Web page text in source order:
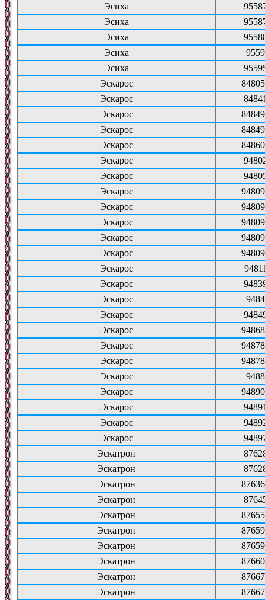
Эсиха
Эсиха
Эсиха
Эсиха
Эсиха
Эскарос
Эскарос
Эскарос
Эскарос
Эскарос
Эскарос
Эскарос
Эскарос
Эскарос
Эскарос
Эскарос
Эскарос
Эскарос
Эскарос
Эскарос
Эскарос
Эскарос
Эскарос
Эскарос
Эскарос
Эскарос
Эскарос
Эскарос
Эскарос
Эскатрон
Эскатрон
Эскатрон
Эскатрон
Эскатрон
Эскатрон
Эскатрон
Эскатрон
Эскатрон
Эскатрон